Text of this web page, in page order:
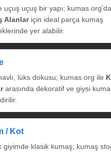
uçuş uçuş bir yapı; kumas.org’da
Alanlariçin ideal parça kumaş
yer alabilir.
lüks dokusu; kumas.org ile
arasında dekoratif ve giysi
/ Kot
giyimde klasik kumaş; kumaş